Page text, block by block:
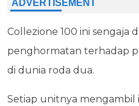
Collezione 100 ini sengaja
penghormatan terhadap
di dunia roda dua.
Setiap unitnya mengambil